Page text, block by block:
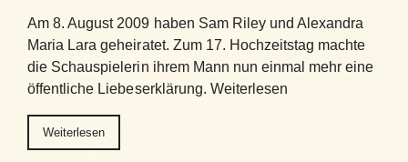
Am 8. August 2009 haben Sam Riley und Alexandra
Maria Lara geheiratet. Zum 17. Hochzeitstag machte
die Schauspielerin ihrem Mann nun einmal mehr eine
öffentliche Liebeserklärung. Weiterlesen
Weiterlesen